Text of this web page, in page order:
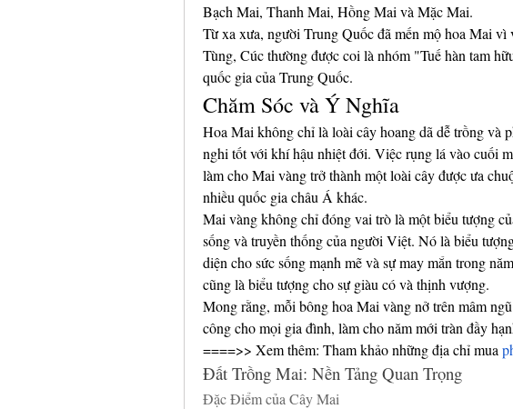
Bạch Mai, Thanh Mai, Hồng Mai và Mặc Mai.
Từ xa xưa, người Trung Quốc đã mến mộ hoa Mai vì
Tùng, Cúc thường được coi là nhóm "Tuế hàn tam
quốc gia của Trung Quốc.
Chăm Sóc và Ý Nghĩa
Hoa Mai không chỉ là loài cây hoang dã dễ trồng và
nghi tốt với khí hậu nhiệt đới. Việc rụng lá vào cuối
làm cho Mai vàng trở thành một loài cây được ưa
nhiều quốc gia châu Á khác.
Mai vàng không chỉ đóng vai trò là một biểu tượng
sống và truyền thống của người Việt. Nó là biểu
diện cho sức sống mạnh mẽ và sự may mắn trong
cũng là biểu tượng cho sự giàu có và thịnh vượng.
Mong rằng, mỗi bông hoa Mai vàng nở trên mâm
công cho mọi gia đình, làm cho năm mới tràn đầy
====>> Xem thêm: Tham khảo những địa chỉ mua
Đất Trồng Mai: Nền Tảng Quan Trọng
Đặc Điểm của Cây Mai